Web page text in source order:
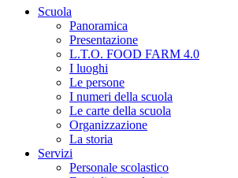
Scuola
Panoramica
Presentazione
L.T.O. FOOD FARM 4.0
I luoghi
Le persone
I numeri della scuola
Le carte della scuola
Organizzazione
La storia
Servizi
Personale scolastico